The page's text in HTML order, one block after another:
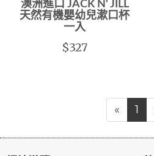
澳洲進口 JACK N' JILL
天然有機嬰幼兒漱口杯
一入
$327
« 1